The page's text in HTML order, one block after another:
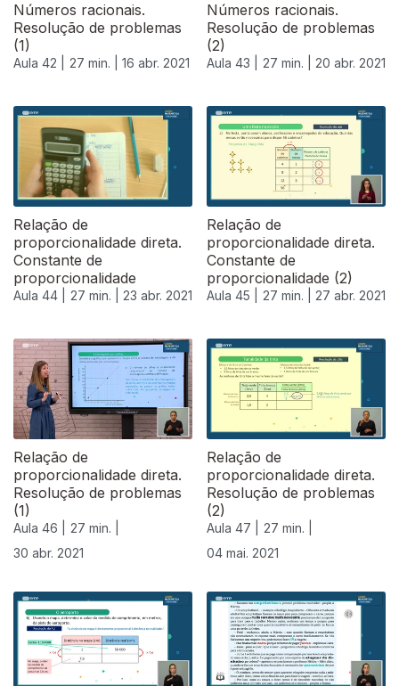
Números racionais.
Resolução de problemas
(1)
Aula 42 | 27 min. | 16 abr. 2021
Números racionais.
Resolução de problemas
(2)
Aula 43 | 27 min. | 20 abr. 2021
Relação de
proporcionalidade direta.
Constante de
proporcionalidade
Aula 44 | 27 min. | 23 abr. 2021
Relação de
proporcionalidade direta.
Constante de
proporcionalidade (2)
Aula 45 | 27 min. | 27 abr. 2021
Relação de
proporcionalidade direta.
Resolução de problemas
(1)
Aula 46 |
27 min. |
30 abr. 2021
Relação de
proporcionalidade direta.
Resolução de problemas
(2)
Aula 47 |
27 min. |
04 mai. 2021
541368